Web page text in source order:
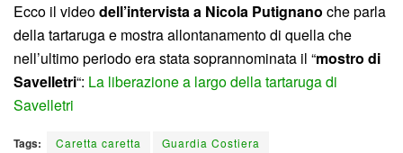
Ecco il videodell’intervista a Nicola Putignano che parla
della tartaruga e mostra allontanamento di quella che
nell’ultimo periodo era stata soprannominata il “mostro di
Savelletri“: La liberazione a largo della tartaruga di
Savelletri
Tags: Caretta caretta Guardia Costiera